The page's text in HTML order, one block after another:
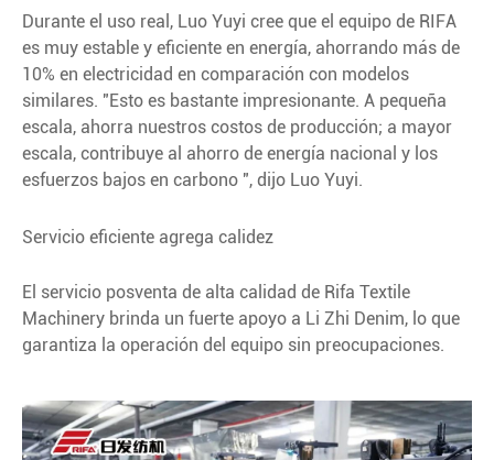
Durante el uso real, Luo Yuyi cree que el equipo de RIFA
es muy estable y eficiente en energía, ahorrando más de
10% en electricidad en comparación con modelos
similares. "Esto es bastante impresionante. A pequeña
escala, ahorra nuestros costos de producción; a mayor
escala, contribuye al ahorro de energía nacional y los
esfuerzos bajos en carbono ", dijo Luo Yuyi.
Servicio eficiente agrega calidez
El servicio posventa de alta calidad de Rifa Textile
Machinery brinda un fuerte apoyo a Li Zhi Denim, lo que
garantiza la operación del equipo sin preocupaciones.